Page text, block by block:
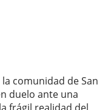
comunidad de San
duelo ante una